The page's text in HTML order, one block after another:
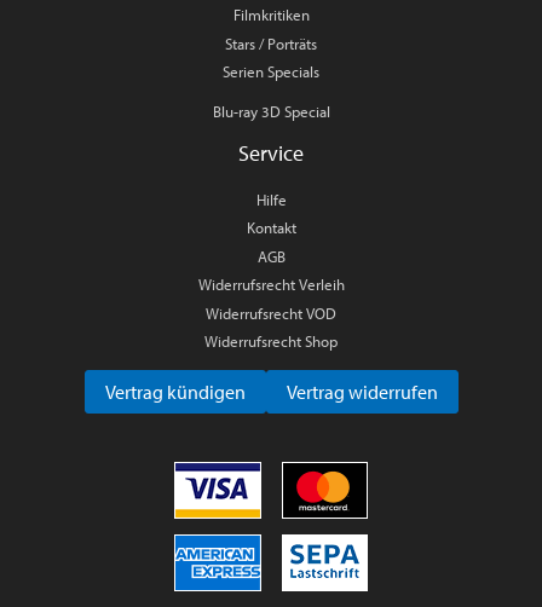
Filmkritiken
Stars / Porträts
Serien Specials
Blu-ray 3D Special
Service
Hilfe
Kontakt
AGB
Widerrufsrecht Verleih
Widerrufsrecht VOD
Widerrufsrecht Shop
Vertrag kündigen Vertrag widerrufen